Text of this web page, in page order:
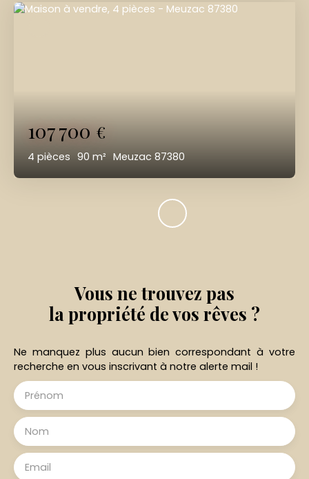
107 700€
4 pièces 90 m² Meuzac 87380
Vous ne trouvez pas
la propriété de vos rêves ?
Ne manquez plus aucun bien correspondant à votre
recherche en vous inscrivant à notre alerte mail !
Prénom
Nom
Email